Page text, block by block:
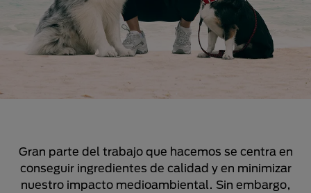
Gran parte del trabajo que hacemos se centra en
conseguir ingredientes de calidad y en minimizar
nuestro impacto medioambiental. Sin embargo,